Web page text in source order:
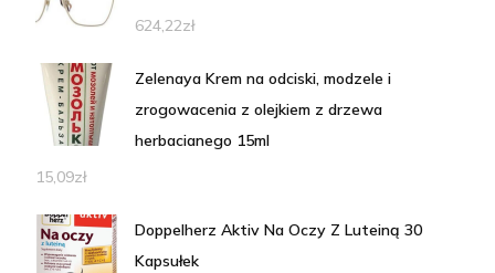
624,22zł
Zelenaya Krem na odciski, modzele i
zrogowacenia z olejkiem z drzewa
herbacianego 15ml
15,09zł
Doppelherz Aktiv Na Oczy Z Luteiną 30
Kapsułek